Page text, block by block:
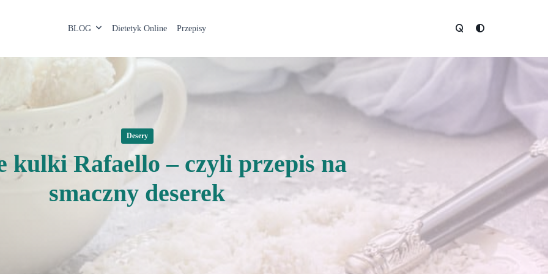
BLOG Dietetyk Online Przepisy
Desery
kulki Rafaello – czyli przepis na
smaczny deserek